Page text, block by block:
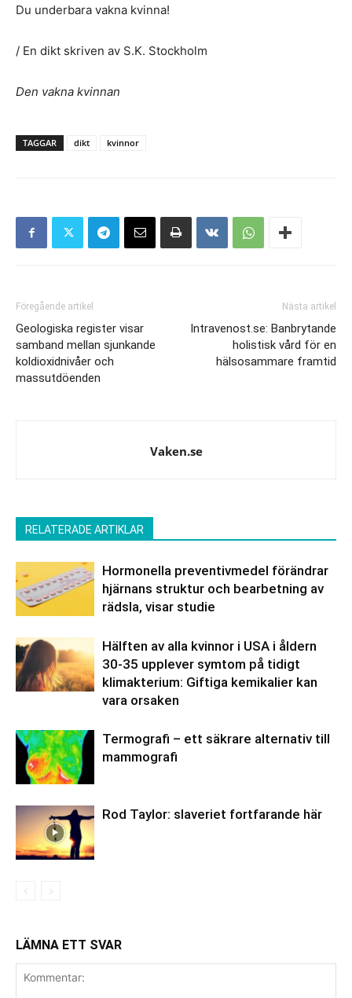
Du underbara vakna kvinna!
/ En dikt skriven av S.K. Stockholm
Den vakna kvinnan
TAGGAR dikt kvinnor
Föregående artikel
Geologiska register visar
samband mellan sjunkande
koldioxidnivåer och
massutdöenden
Nästa artikel
Intravenost.se: Banbrytande
holistisk vård för en
hälsosammare framtid
Vaken.se
RELATERADE ARTIKLAR
Hormonella preventivmedel förändrar
hjärnans struktur och bearbetning av
rädsla, visar studie
Hälften av alla kvinnor i USA i åldern
30-35 upplever symtom på tidigt
klimakterium: Giftiga kemikalier kan
vara orsaken
Termografi – ett säkrare alternativ till
mammografi
Rod Taylor: slaveriet fortfarande här
LÄMNA ETT SVAR